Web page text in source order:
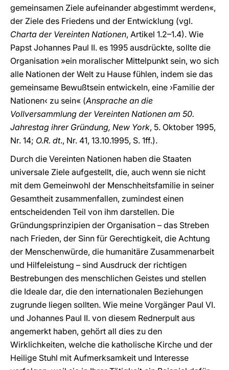
gemeinsamen Ziele aufeinander abgestimmt werden«,
der Ziele des Friedens und der Entwicklung (vgl.
Charta der Vereinten Nationen, Artikel 1.2–1.4). Wie
Papst Johannes Paul II. es 1995 ausdrückte, sollte die
Organisation »ein moralischer Mittelpunkt sein, wo sich
alle Nationen der Welt zu Hause fühlen, indem sie das
gemeinsame Bewußtsein entwickeln, eine ›Familie der
Nationen‹ zu sein« (Ansprache an die
Vollversammlung der Vereinten Nationen am 50.
Jahrestag ihrer Gründung, New York, 5. Oktober 1995,
Nr. 14; O.R. dt., Nr. 41, 13.10.1995, S. 1ff.).
Durch die Vereinten Nationen haben die Staaten
universale Ziele aufgestellt, die, auch wenn sie nicht
mit dem Gemeinwohl der Menschheitsfamilie in seiner
Gesamtheit zusammenfallen, zumindest einen
entscheidenden Teil von ihm darstellen. Die
Gründungsprinzipien der Organisation – das Streben
nach Frieden, der Sinn für Gerechtigkeit, die Achtung
der Menschenwürde, die humanitäre Zusammenarbeit
und Hilfeleistung – sind Ausdruck der richtigen
Bestrebungen des menschlichen Geistes und stellen
die Ideale dar, die den internationalen Beziehungen
zugrunde liegen sollten. Wie meine Vorgänger Paul VI.
und Johannes Paul II. von diesem Rednerpult aus
angemerkt haben, gehört all dies zu den
Wirklichkeiten, welche die katholische Kirche und der
Heilige Stuhl mit Aufmerksamkeit und Interesse